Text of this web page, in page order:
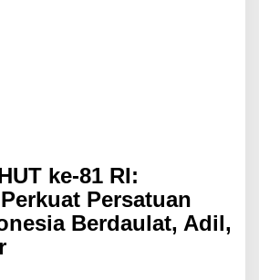
ke-81 RI:
Persatuan
Berdaulat, Adil,